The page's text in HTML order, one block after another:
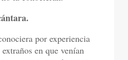
por experiencia
en que venían